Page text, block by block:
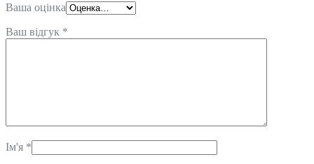
Ваша оцінка
Ваш відгук *
Ім'я *